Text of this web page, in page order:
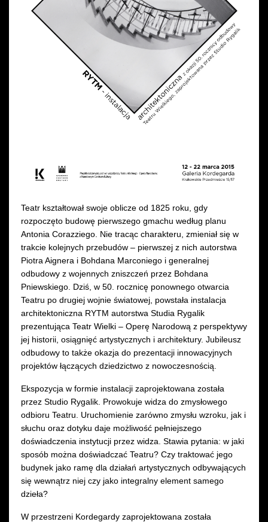
Wynajem kostiumów
Wynajem rekwizytów
Fundusze unijne
Teatr kształtował swoje oblicze od 1825 roku, gdy
rozpoczęto budowę pierwszego gmachu według planu
Antonia Corazziego. Nie tracąc charakteru, zmieniał się w
trakcie kolejnych przebudów – pierwszej z nich autorstwa
Piotra Aignera i Bohdana Marconiego i generalnej
odbudowy z wojennych zniszczeń przez Bohdana
Pniewskiego. Dziś, w 50. rocznicę ponownego otwarcia
Teatru po drugiej wojnie światowej, powstała instalacja
architektoniczna RYTM autorstwa Studia Rygalik
prezentująca Teatr Wielki – Operę Narodową z perspektywy
jej historii, osiągnięć artystycznych i architektury. Jubileusz
odbudowy to także okazja do prezentacji innowacyjnych
projektów łączących dziedzictwo z nowoczesnością.
Ekspozycja w formie instalacji zaprojektowana została
przez Studio Rygalik. Prowokuje widza do zmysłowego
odbioru Teatru. Uruchomienie zarówno zmysłu wzroku, jak i
słuchu oraz dotyku daje możliwość pełniejszego
doświadczenia instytucji przez widza. Stawia pytania: w jaki
sposób można doświadczać Teatru? Czy traktować jego
budynek jako ramę dla działań artystycznych odbywających
się wewnątrz niej czy jako integralny element samego
dzieła?
W przestrzeni Kordegardy zaprojektowana została